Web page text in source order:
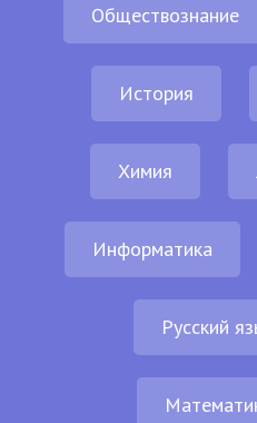
Обществознание
История
Химия
Информатика
Русский